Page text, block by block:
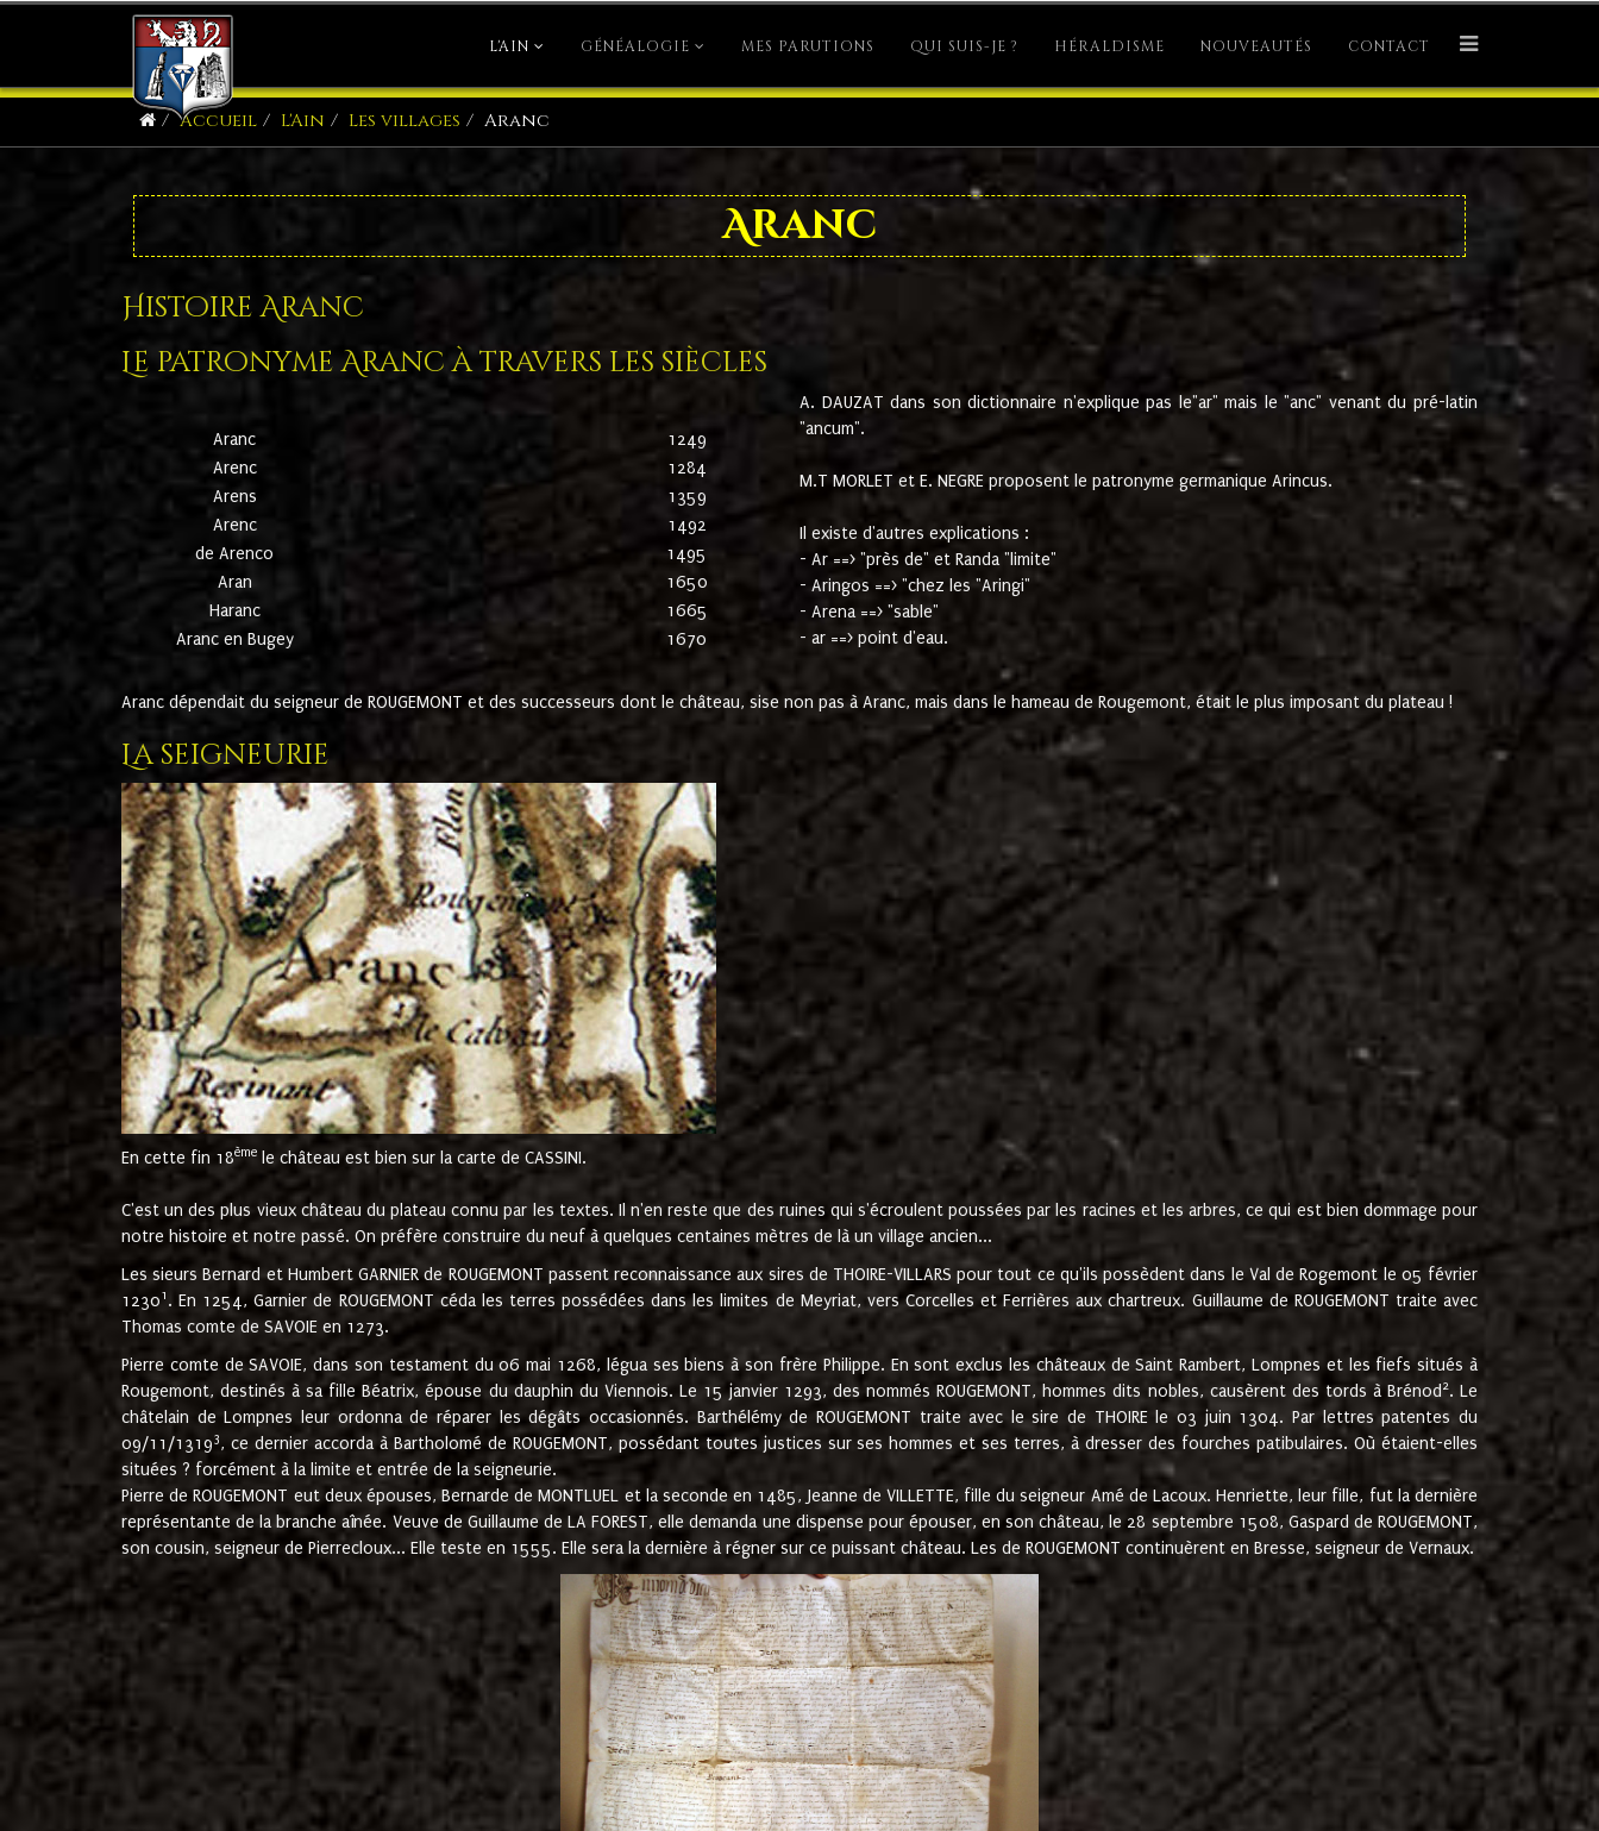
L'AIN GÉNÉALOGIE MES PARUTIONS QUI SUIS-JE ? HÉRALDISME NOUVEAUTÉS CONTACT
Accueil L'Ain Les villages Aranc
Aranc
Histoire Aranc
Le patronyme Aranc à travers les siècles
Aranc
1249
Arenc
1284
Arens
1359
Arenc
1492
de Arenco
1495
Aran
1650
Haranc
1665
Aranc en Bugey
1670
A. DAUZAT dans son dictionnaire n'explique pas le"ar" mais le "anc" venant du pré-latin
"ancum".
M.T MORLET et E. NEGRE proposent le patronyme germanique Arincus.
Il existe d'autres explications :
- Ar ==> "près de" et Randa "limite"
- Aringos ==> "chez les "Aringi"
- Arena ==> "sable"
- ar ==> point d'eau.
Aranc dépendait du seigneur de ROUGEMONT et des successeurs dont le château, sise non pas à Aranc, mais dans le hameau de Rougemont, était le plus imposant du plateau !
La seigneurie
En cette fin 18ème le château est bien sur la carte de CASSINI.
C'est un des plus vieux château du plateau connu par les textes. Il n'en reste que des ruines qui s'écroulent poussées par les racines et les arbres, ce qui est bien dommage pour
notre histoire et notre passé. On préfère construire du neuf à quelques centaines mètres de là un village ancien...
Les sieurs Bernard et Humbert GARNIER de ROUGEMONT passent reconnaissance aux sires de THOIRE-VILLARS pour tout ce qu'ils possèdent dans le Val de Rogemont le 05 février
12301 . En 1254, Garnier de ROUGEMONT céda les terres possédées dans les limites de Meyriat, vers Corcelles et Ferrières aux chartreux. Guillaume de ROUGEMONT traite avec
Thomas comte de SAVOIE en 1273.
Pierre comte de SAVOIE, dans son testament du 06 mai 1268, légua ses biens à son frère Philippe. En sont exclus les châteaux de Saint Rambert, Lompnes et les fiefs situés à
Rougemont, destinés à sa fille Béatrix, épouse du dauphin du Viennois. Le 15 janvier 1293, des nommés ROUGEMONT, hommes dits nobles, causèrent des tords à Brénod 2. Le
châtelain de Lompnes leur ordonna de réparer les dégâts occasionnés. Barthélémy de ROUGEMONT traite avec le sire de THOIRE le 03 juin 1304. Par lettres patentes du
09/11/13193, ce dernier accorda à Bartholomé de ROUGEMONT, possédant toutes justices sur ses hommes et ses terres, à dresser des fourches patibulaires. Où étaient-elles
situées ? forcément à la limite et entrée de la seigneurie.
Pierre de ROUGEMONT eut deux épouses, Bernarde de MONTLUEL et la seconde en 1485, Jeanne de VILLETTE, fille du seigneur Amé de Lacoux. Henriette, leur fille, fut la dernière
représentante de la branche aînée. Veuve de Guillaume de LA FOREST, elle demanda une dispense pour épouser, en son château, le 28 septembre 1508, Gaspard de ROUGEMONT,
son cousin, seigneur de Pierrecloux... Elle teste en 1555. Elle sera la dernière à régner sur ce puissant château. Les de ROUGEMONT continuèrent en Bresse, seigneur de Vernaux.